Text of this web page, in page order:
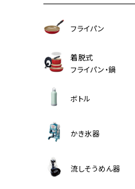
フライパン
着脱式
フライパン・鍋
ボトル
かき氷器
流しそうめん器